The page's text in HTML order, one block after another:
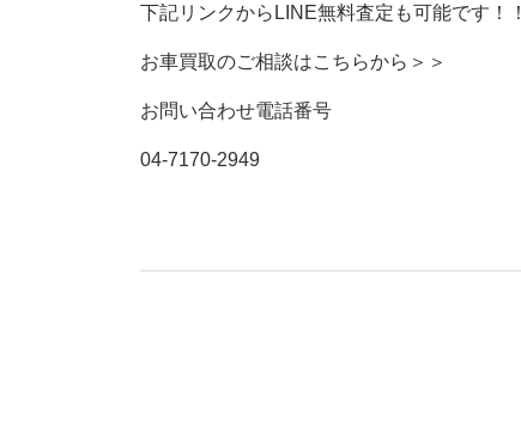
下記リンクからLINE無料査定も可能です！！
お車買取のご相談はこちらから＞＞
お問い合わせ電話番号
04-7170-2949